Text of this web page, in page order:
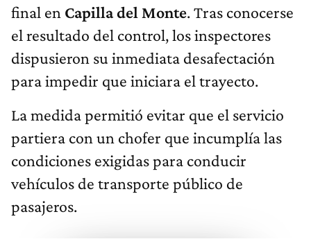
final en Capilladel Monte. Tras conocerse
el resultado del control, los inspectores
dispusieron su inmediata desafectación
para impedir que iniciara el trayecto.
La medida permitió evitar que el servicio
partiera con un chofer que incumplía las
condiciones exigidas para conducir
vehículos de transporte público de
pasajeros.